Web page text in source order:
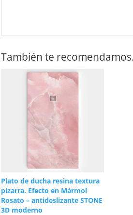
También te
Plato de ducha resina textura
pizarra. Efecto en Mármol
Rosato – antideslizante STONE
3D moderno